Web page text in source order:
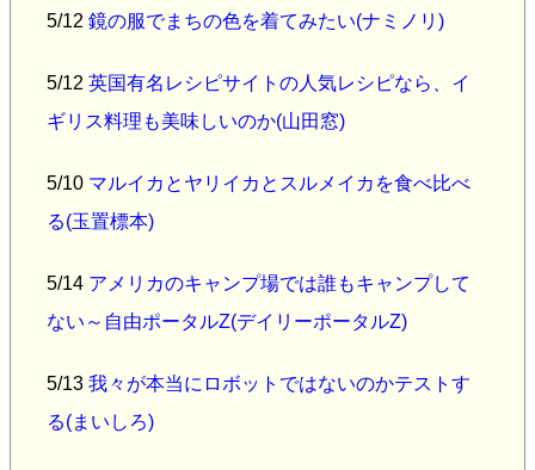
5/12 鏡の服でまちの色を着てみたい(ナミノリ)
5/12 英国有名レシピサイトの人気レシピなら、イ
ギリス料理も美味しいのか(山田窓)
5/10 マルイカとヤリイカとスルメイカを食べ比べ
る(玉置標本)
5/14 アメリカのキャンプ場では誰もキャンプして
ない～自由ポータルZ(デイリーポータルZ)
5/13 我々が本当にロボットではないのかテストす
る(まいしろ)